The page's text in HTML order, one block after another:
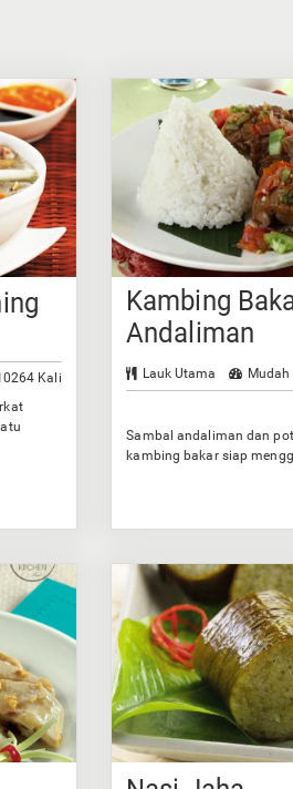
Kali
Kambing
Andaliman
Lauk Utama Mudah
Sambal andaliman dan
kambing bakar siap